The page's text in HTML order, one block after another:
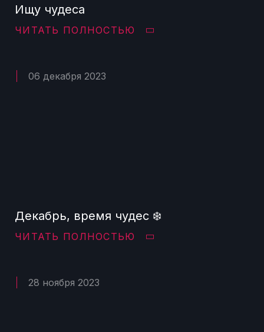
Ищу чудеса
ЧИТАТЬ ПОЛНОСТЬЮ
06 декабря 2023
Декабрь, время чудес ❄️
ЧИТАТЬ ПОЛНОСТЬЮ
28 ноября 2023